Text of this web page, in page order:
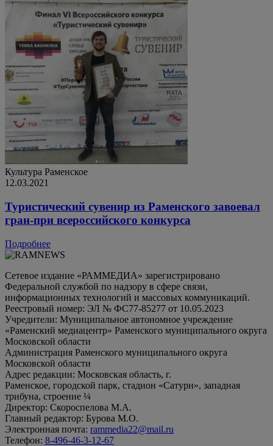
Культура Раменское
12.03.2021
Туристический сувенир из Раменского завоевал
гран-при всероссийского конкурса
Подробнее
Сетевое издание «РАММЕДИА» зарегистрировано
Федеральной службой по надзору в сфере связи,
информационных технологий и массовых коммуникаций.
Реестровый номер: ЭЛ № ФС77-85277 от 10.05.2023
Учредители: Муниципальное автономное учреждение
«Раменский медиацентр» Раменского муниципального округа
Московской области
Администрация Раменского муниципального округа
Московской области
Адрес редакции: Московская область, г.
Раменское, городской парк, стадион «Сатурн», западная
трибуна, строение ¼
Директор: Скороспелова М.А.
Главный редактор: Бурова М.О.
Электронная почта: rammedia22@mail.ru
Телефон: 8-496-46-3-12-67